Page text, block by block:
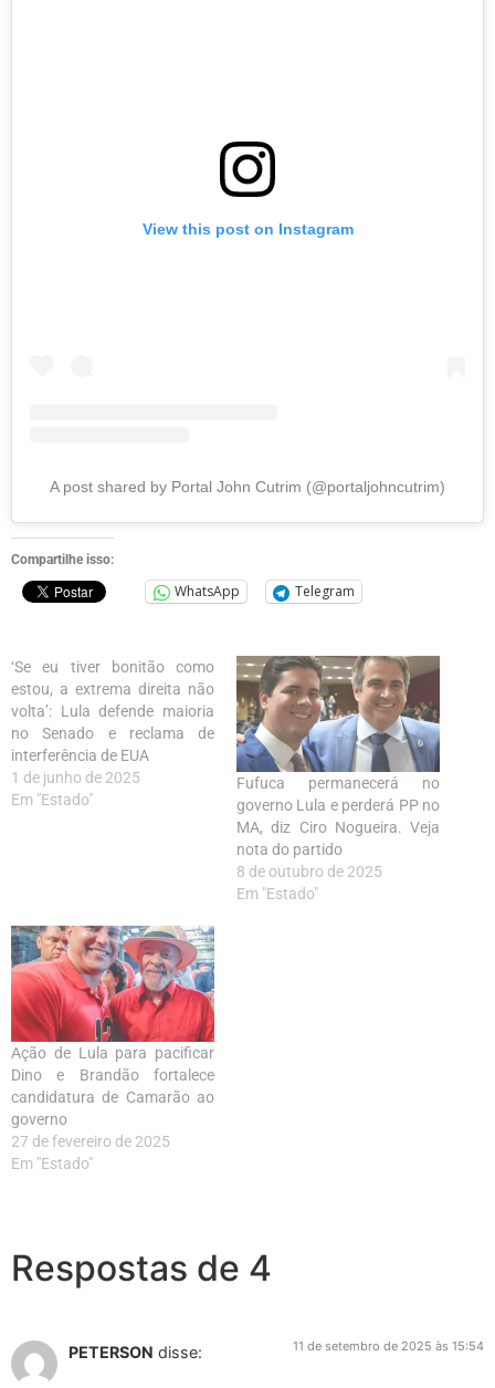
View this post on Instagram
A post shared by Portal John Cutrim (@portaljohncutrim)
Compartilhe isso:
WhatsApp Telegram
‘Se eu tiver bonitão como
estou, a extrema direita não
volta’: Lula defende maioria
no Senado e reclama de
interferência de EUA
1 de junho de 2025
Em "Estado"
Fufuca permanecerá no
governo Lula e perderá PP no
MA, diz Ciro Nogueira. Veja
nota do partido
8 de outubro de 2025
Em "Estado"
Ação de Lula para pacificar
Dino e Brandão fortalece
candidatura de Camarão ao
governo
27 de fevereiro de 2025
Em "Estado"
Respostas de 4
PETERSON disse: 11 de setembro de 2025 às 15:54